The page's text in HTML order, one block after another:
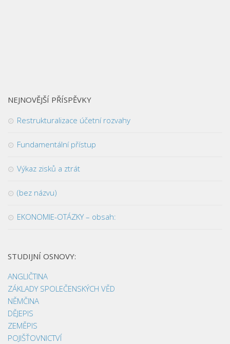
NEJNOVĚJŠÍ PŘÍSPĚVKY
Restrukturalizace účetní rozvahy
Fundamentální přístup
Výkaz zisků a ztrát
(bez názvu)
EKONOMIE-OTÁZKY – obsah:
STUDIJNÍ OSNOVY:
ANGLIČTINA
ZÁKLADY SPOLEČENSKÝCH VĚD
NĚMČINA
DĚJEPIS
ZEMĚPIS
POJIŠŤOVNICTVÍ